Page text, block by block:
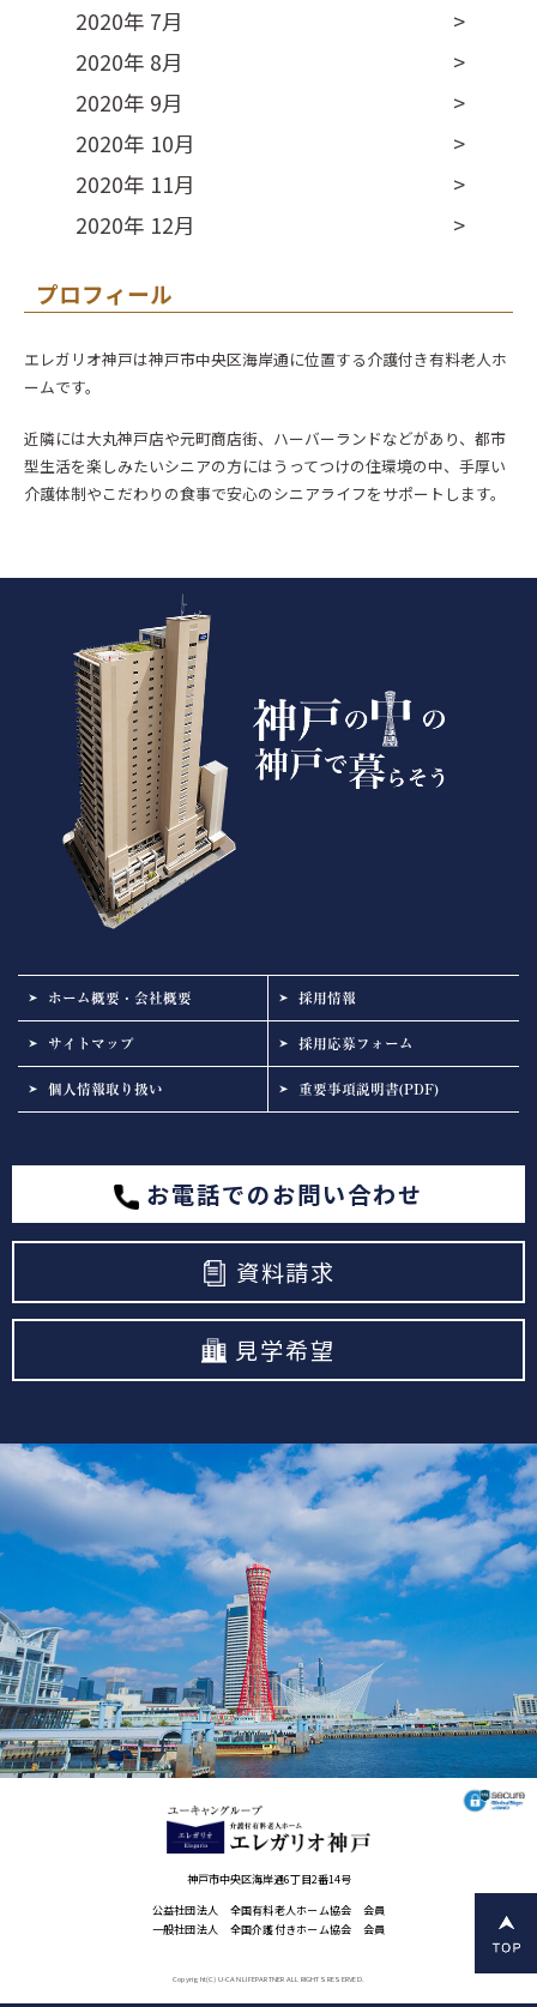
2020年 7月
2020年 8月
2020年 9月
2020年 10月
2020年 11月
2020年 12月
プロフィール
エレガリオ神戸は神戸市中央区海岸通に位置する介護付き有料老人ホ
ームです。
近隣には大丸神戸店や元町商店街、ハーバーランドなどがあり、都市
型生活を楽しみたいシニアの方にはうってつけの住環境の中、手厚い
介護体制やこだわりの食事で安心のシニアライフをサポートします。
ホーム概要・会社概要 採用情報
サイトマップ 採用応募フォーム
個人情報取り扱い 重要事項説明書(PDF)
お電話でのお問い合わせ
資料請求
見学希望
神戸市中央区海岸通6丁目2番14号
公益社団法人 全国有料老人ホーム協会 会員
一般社団法人 全国介護付きホーム協会 会員
Copyright(C) U-CAN LIFEPARTNER ALL RIGHTS RESERVED.